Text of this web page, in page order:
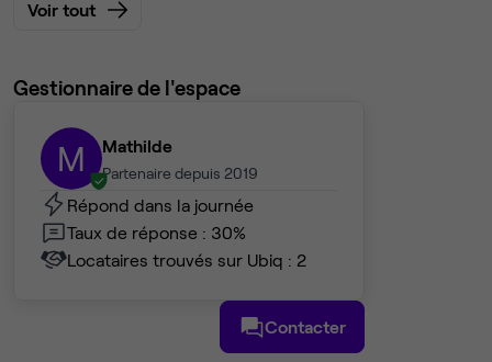
Voir tout
Gestionnaire de l'espace
M Mathilde
Partenaire depuis 2019
Répond dans la journée
Taux de réponse : 30%
Locataires trouvés sur Ubiq : 2
Contacter